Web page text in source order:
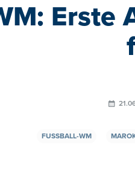
Erste
FUSSBALL-WM